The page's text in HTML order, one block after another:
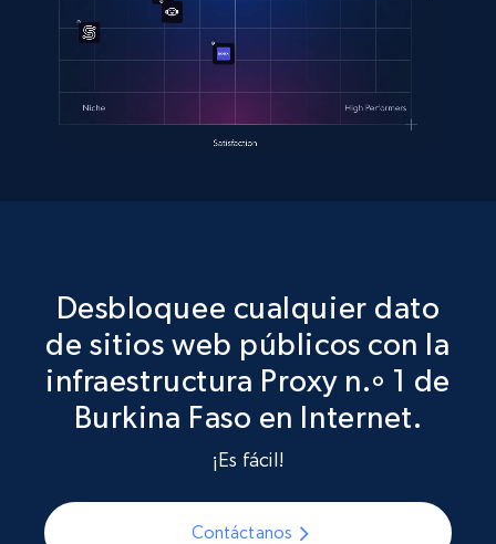
Desbloquee cualquier dato
de sitios web públicos con la
infraestructura Proxy n.º 1 de
Burkina Faso en Internet.
¡Es fácil!
Contáctanos